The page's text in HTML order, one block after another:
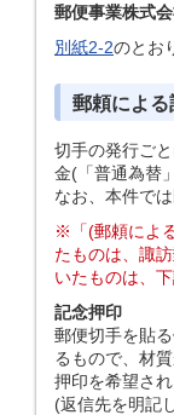
郵便事業株式
別紙2-2のとお
郵頼によ
切手の発行ご
金(「普通為替
なお、本件で
※「(郵頼によ
たものは、諏
いたものは、
記念押印
郵便切手を貼
るもので、材
押印を希望さ
(返信先を明記